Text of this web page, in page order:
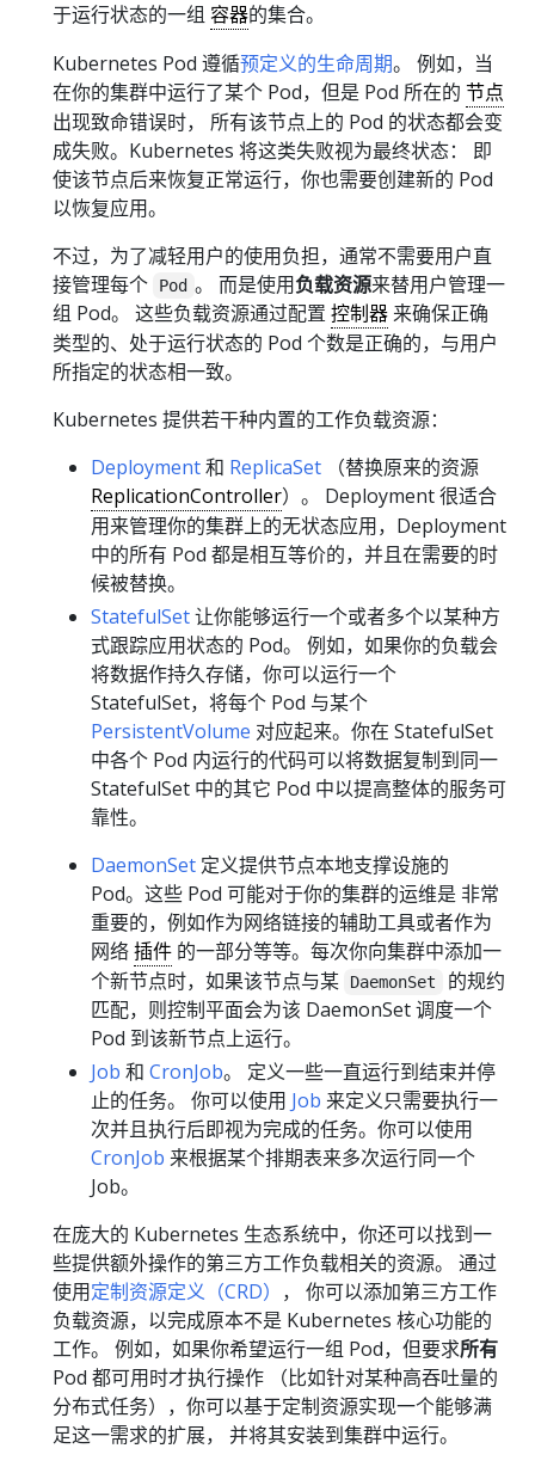
于运行状态的一组 容器的集合。
Kubernetes Pod 遵循预定义的生命周期。 例如，当
在你的集群中运行了某个 Pod，但是 Pod 所在的 节点
出现致命错误时， 所有该节点上的 Pod 的状态都会变
成失败。Kubernetes 将这类失败视为最终状态： 即
使该节点后来恢复正常运行，你也需要创建新的 Pod
以恢复应用。
不过，为了减轻用户的使用负担，通常不需要用户直
接管理每个
Pod 。 而是使用负载资源来替用户管理一
组 Pod。 这些负载资源通过配置 控制器 来确保正确
类型的、处于运行状态的 Pod 个数是正确的，与用户
所指定的状态相一致。
Kubernetes 提供若干种内置的工作负载资源：
Deployment和 ReplicaSet （替换原来的资源
ReplicationController）。 Deployment 很适合
用来管理你的集群上的无状态应用，Deployment
中的所有 Pod 都是相互等价的，并且在需要的时
候被替换。
StatefulSet让你能够运行一个或者多个以某种方
式跟踪应用状态的 Pod。 例如，如果你的负载会
将数据作持久存储，你可以运行一个
StatefulSet，将每个 Pod 与某个
PersistentVolume 对应起来。你在 StatefulSet
中各个 Pod 内运行的代码可以将数据复制到同一
StatefulSet 中的其它 Pod 中以提高整体的服务可
靠性。
DaemonSet 定义提供节点本地支撑设施的
Pod。这些 Pod 可能对于你的集群的运维是 非常
重要的，例如作为网络链接的辅助工具或者作为
网络插件 的一部分等等。每次你向集群中添加一
个新节点时，如果该节点与某
DaemonSet
的规约
匹配，则控制平面会为该 DaemonSet 调度一个
Pod 到该新节点上运行。
Job 和 CronJob。 定义一些一直运行到结束并停
止的任务。 你可以使用 Job 来定义只需要执行一
次并且执行后即视为完成的任务。你可以使用
CronJob 来根据某个排期表来多次运行同一个
Job。
在庞大的 Kubernetes 生态系统中，你还可以找到一
些提供额外操作的第三方工作负载相关的资源。 通过
使用定制资源定义（CRD） ， 你可以添加第三方工作
负载资源，以完成原本不是 Kubernetes 核心功能的
工作。 例如，如果你希望运行一组 Pod，但要求所有
Pod 都可用时才执行操作 （比如针对某种高吞吐量的
分布式任务），你可以基于定制资源实现一个能够满
足这一需求的扩展， 并将其安装到集群中运行。